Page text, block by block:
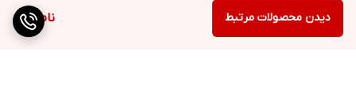
ناموجود دیدن محصولات مرتبط